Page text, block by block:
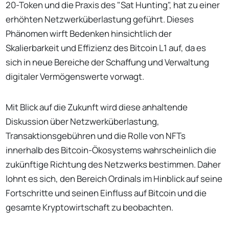
20-Token und die Praxis des "Sat Hunting", hat zu einer
erhöhten Netzwerküberlastung geführt. Dieses
Phänomen wirft Bedenken hinsichtlich der
Skalierbarkeit und Effizienz des Bitcoin L1 auf, da es
sich in neue Bereiche der Schaffung und Verwaltung
digitaler Vermögenswerte vorwagt.
Mit Blick auf die Zukunft wird diese anhaltende
Diskussion über Netzwerküberlastung,
Transaktionsgebühren und die Rolle von NFTs
innerhalb des Bitcoin-Ökosystems wahrscheinlich die
zukünftige Richtung des Netzwerks bestimmen. Daher
lohnt es sich, den Bereich Ordinals im Hinblick auf seine
Fortschritte und seinen Einfluss auf Bitcoin und die
gesamte Kryptowirtschaft zu beobachten.